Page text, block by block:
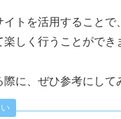
イトを活用することで
しく行うことができ
に、ぜひ参考にして